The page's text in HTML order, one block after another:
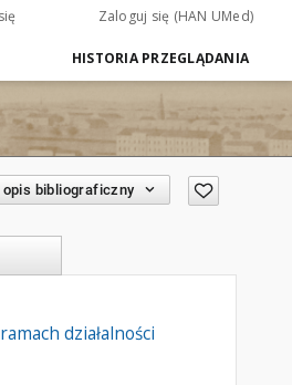
Zaloguj się (HAN UMed)
HISTORIA PRZEGLĄDANIA
opis bibliograficzny
działalności